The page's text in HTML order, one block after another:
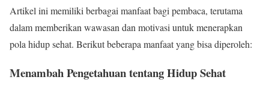
Artikel ini memiliki berbagai manfaat bagi pembaca, terutama
dalam memberikan wawasan dan motivasi untuk menerapkan
pola hidup sehat. Berikut beberapa manfaat yang bisa diperoleh:
Menambah Pengetahuan tentang Hidup Sehat